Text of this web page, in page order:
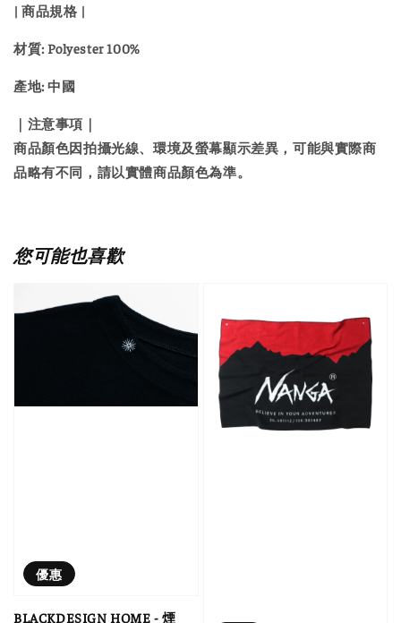
| 商品規格 |
材質: Polyester 100%
產地: 中國
｜注意事項｜
商品顏色因拍攝光線、環境及螢幕顯示差異，可能與實際商
品略有不同，請以實體商品顏色為準。
您可能也喜歡
優惠
BLACKDESIGN HOME - 煙